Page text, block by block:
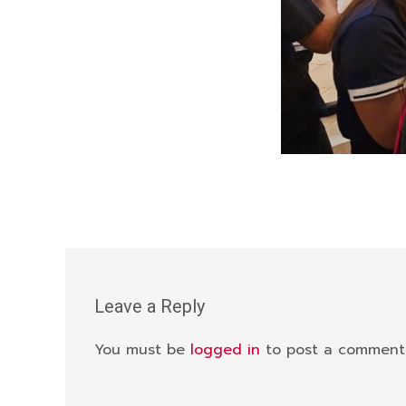
Leave a Reply
You must be logged in to post a